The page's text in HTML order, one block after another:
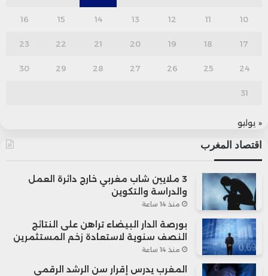
10
11
12
13
14
15
16
17
18
19
20
21
22
23
24
25
26
27
28
29
30
31
« يوليو
اقتصاد المغرب
3 ملايين شاب مغربي خارج دائرة العمل
والدراسة والتكوين
منذ 14 ساعة
بورصة الدار البيضاء تراهن على النتائج
النصف سنوية لاستعادة زخم المستثمرين
منذ 14 ساعة
المغرب يدرس إقرار سن الرشد الرقمي